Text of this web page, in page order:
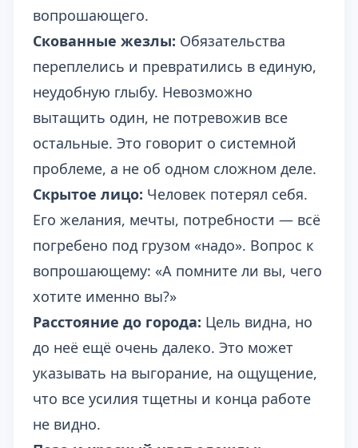
вопрошающего.
Скованные жезлы: Обязательства
переплелись и превратились в единую,
неудобную глыбу. Невозможно
вытащить один, не потревожив все
остальные. Это говорит о системной
проблеме, а не об одном сложном деле.
Скрытое лицо: Человек потерял себя.
Его желания, мечты, потребности — всё
погребено под грузом «надо». Вопрос к
вопрошающему: «А помните ли вы, чего
хотите именно вы?»
Расстояние до города: Цель видна, но
до неё ещё очень далеко. Это может
указывать на выгорание, на ощущение,
что все усилия тщетны и конца работе
не видно.